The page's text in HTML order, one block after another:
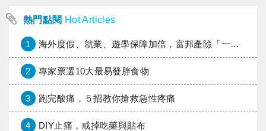
熱門點閱 Hot Articles
1 海外度假、就業、遊學保障加倍，富邦產險「一期逐夢」專案加碼遠距醫療與緊急救援
2 專家票選10大最易發胖食物
3 跑完酸痛，５招教你搶救急性疼痛
4 DIY止痛，戒掉吃藥與貼布